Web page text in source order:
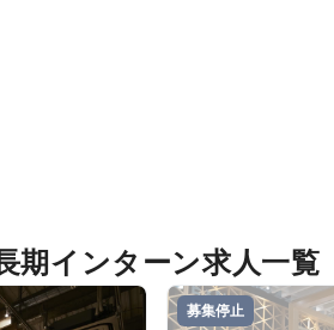
期インターン求人一覧
募集停止